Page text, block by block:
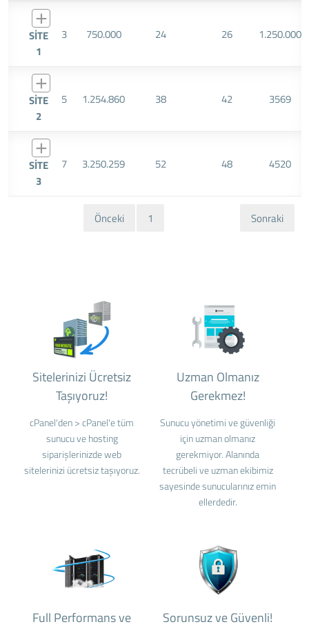
SİTE
1
3 750.000 24 26 1.250.000
SİTE
2
5 1.254.860 38 42 3569
SİTE
3
7 3.250.259 52 48 4520
Önceki 1 Sonraki
Sitelerinizi Ücretsiz
Taşıyoruz!
cPanel'den > cPanel'e tüm
sunucu ve hosting
siparişlerinizde web
sitelerinizi ücretsiz taşıyoruz.
Uzman Olmanız
Gerekmez!
Sunucu yönetimi ve güvenliği
için uzman olmanız
gerekmiyor. Alanında
tecrübeli ve uzman ekibimiz
sayesinde sunucularınız emin
ellerdedir.
Full Performans ve
Sorunsuz ve Güvenli!